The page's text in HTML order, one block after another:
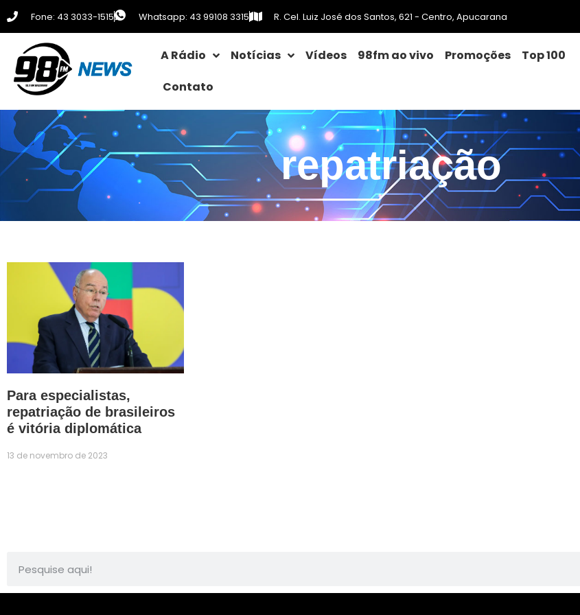
Fone: 43 3033-1515 Whatsapp: 43 99108 3315 R. Cel. Luiz José dos Santos, 621 - Centro, Apucarana
A Rádio Notícias Vídeos 98fm ao vivo Promoções
Top 100
Contato
repatriação
Para especialistas,
repatriação de brasileiros
é vitória diplomática
13 de novembro de 2023